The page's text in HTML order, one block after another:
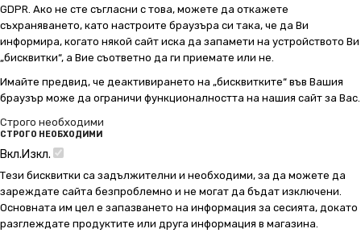
GDPR. Ако не сте съгласни с това, можете да откажете
съхраняването, като настроите браузъра си така, че да Ви
информира, когато някой сайт иска да запамети на устройството Ви
„бисквитки“, а Вие съответно да ги приемате или не.
Имайте предвид, че деактивирането на „бисквитките“ във Вашия
браузър може да ограничи функционалността на нашия сайт за Вас.
Строго необходими
СТРОГО НЕОБХОДИМИ
Вкл.Изкл.
Тези бисквитки са задължителни и необходими, за да можете да
зареждате сайта безпроблемно и не могат да бъдат изключени.
Основната им цел е запазването на информация за сесията, докато
разглеждате продуктите или друга информация в магазина.